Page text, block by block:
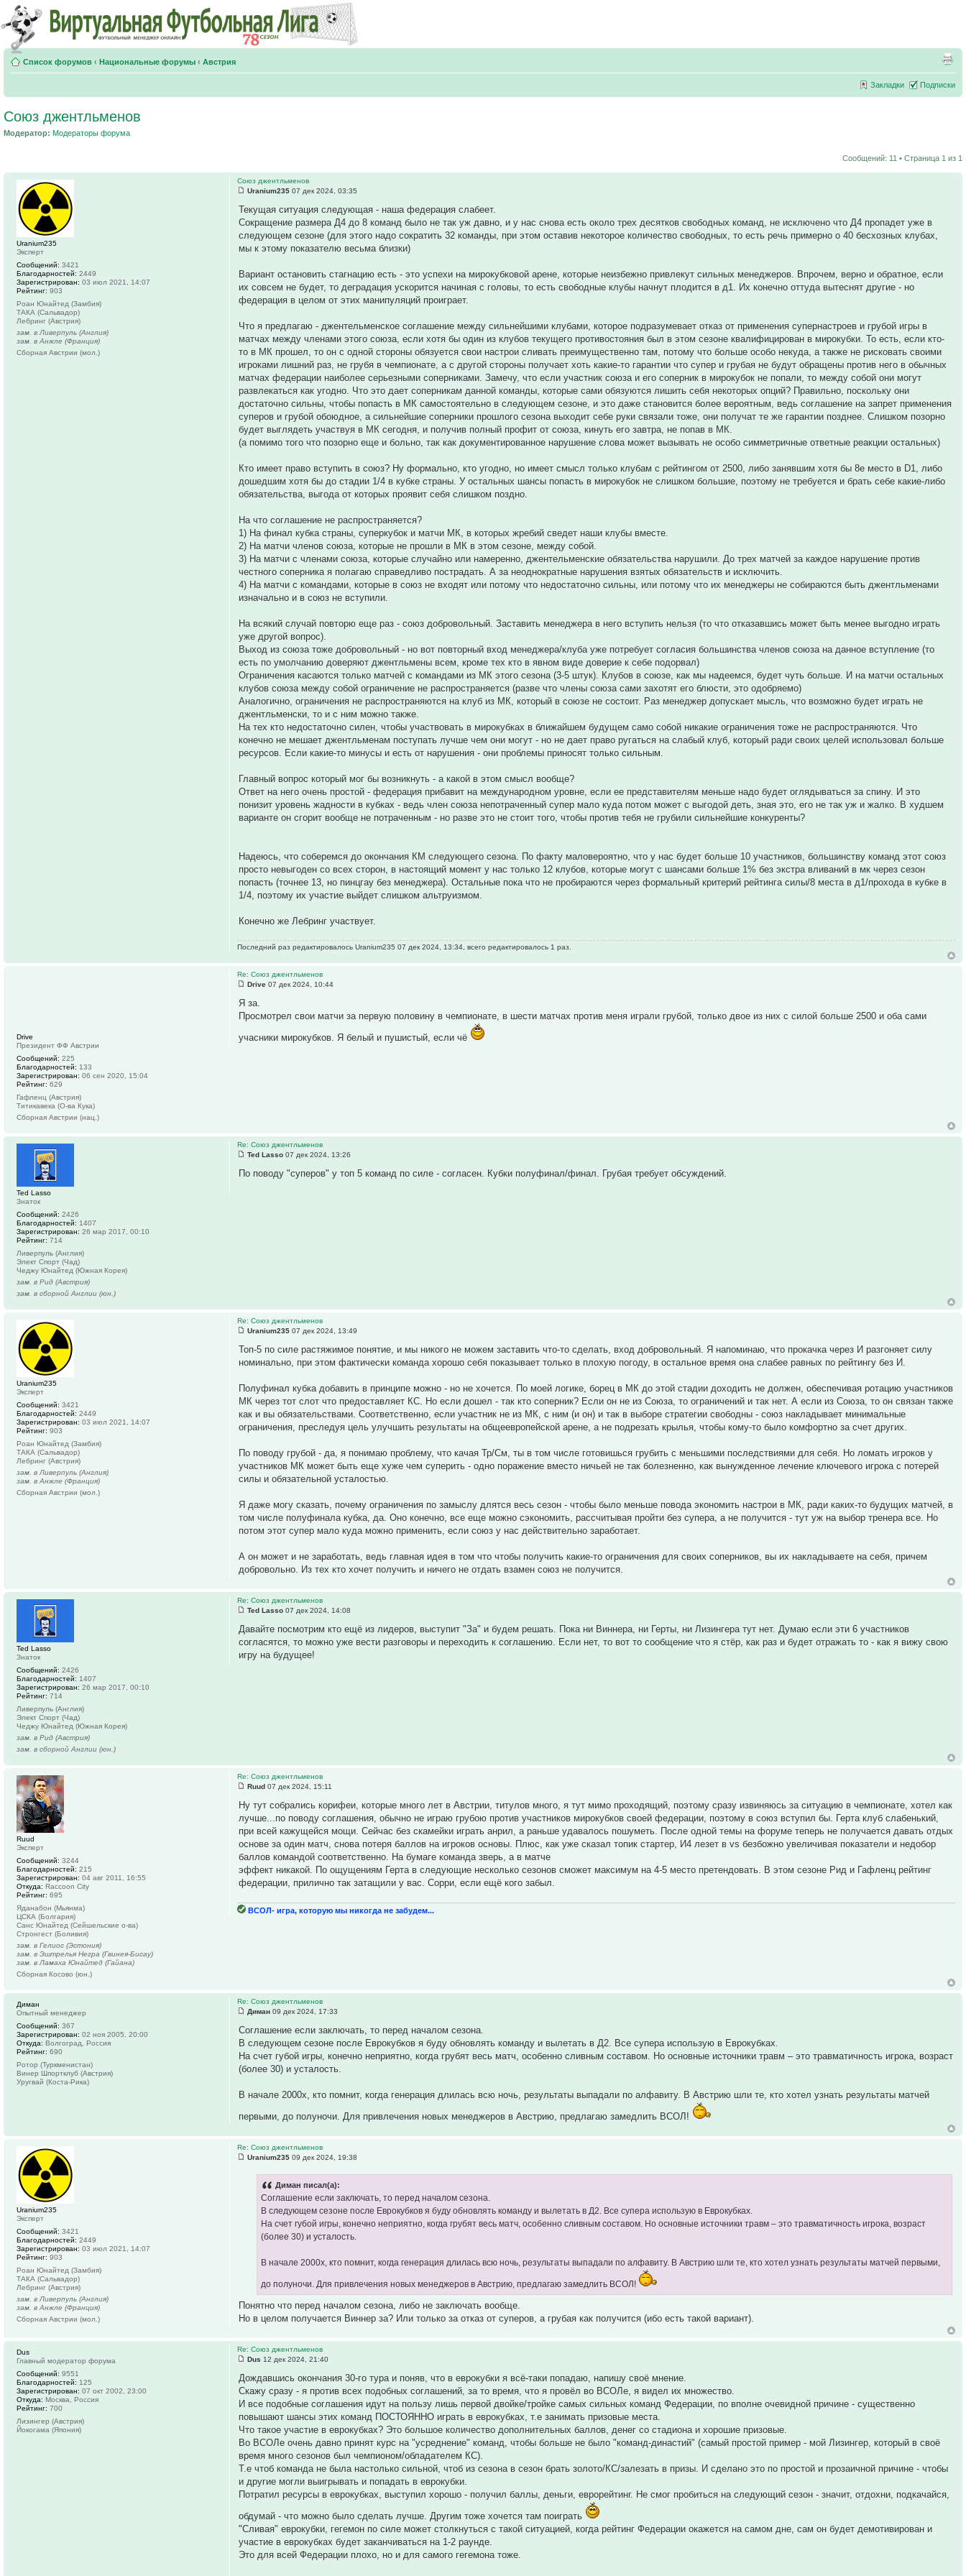
Список форумов ‹ Национальные форумы ‹ Австрия
Закладки Подписки
Союз джентльменов
Модератор: Модераторы форума
Сообщений: 11 • Страница 1 из 1
Союз джентльменов
Uranium235 07 дек 2024, 03:35
Текущая ситуация следующая - наша федерация слабеет.
Сокращение размера Д4 до 8 команд было не так уж давно, и у нас снова есть около трех десятков свободных команд, не исключено что Д4 пропадет уже в
следующем сезоне (для этого надо сократить 32 команды, при этом оставив некоторое количество свободных, то есть речь примерно о 40 бесхозных клубах,
мы к этому показателю весьма близки)
Вариант остановить стагнацию есть - это успехи на мирокубковой арене, которые неизбежно привлекут сильных менеджеров. Впрочем, верно и обратное, если
их совсем не будет, то деградация ускорится начиная с головы, то есть свободные клубы начнут плодится в д1. Их конечно оттуда вытеснят другие - но
федерация в целом от этих манипуляций проиграет.
Что я предлагаю - джентельменское соглашение между сильнейшими клубами, которое подразумевает отказ от применения супернастроев и грубой игры в
матчах между членами этого союза, если хотя бы один из клубов текущего противостояния был в этом сезоне квалифицирован в мирокубки. То есть, если кто-
то в МК прошел, то он с одной стороны обязуется свои настрои сливать преимущественно там, потому что больше особо некуда, а также не рисковать своими
игроками лишний раз, не грубя в чемпионате, а с другой стороны получает хоть какие-то гарантии что супер и грубая не будут обращены против него в обычных
матчах федерации наиболее серьезными соперниками. Замечу, что если участник союза и его соперник в мирокубок не попали, то между собой они могут
развлекаться как угодно. Что это дает соперникам данной команды, которые сами обязуются лишить себя некоторых опций? Правильно, поскольку они
достаточно сильны, чтобы попасть в МК самостоятельно в следующем сезоне, и это даже становится более вероятным, ведь соглашение на запрет применения
суперов и грубой обоюдное, а сильнейшие соперники прошлого сезона выходит себе руки связали тоже, они получат те же гарантии позднее. Слишком позорно
будет выглядеть участвуя в МК сегодня, и получив полный профит от союза, кинуть его завтра, не попав в МК.
(а помимо того что позорно еще и больно, так как документированное нарушение слова может вызывать не особо симметричные ответные реакции остальных)
Кто имеет право вступить в союз? Ну формально, кто угодно, но имеет смысл только клубам с рейтингом от 2500, либо занявшим хотя бы 8е место в D1, либо
дошедшим хотя бы до стадии 1/4 в кубке страны. У остальных шансы попасть в мирокубок не слишком большие, поэтому не требуется и брать себе какие-либо
обязательства, выгода от которых проявит себя слишком поздно.
На что соглашение не распространяется?
1) На финал кубка страны, суперкубок и матчи МК, в которых жребий сведет наши клубы вместе.
2) На матчи членов союза, которые не прошли в МК в этом сезоне, между собой.
3) На матчи с членами союза, которые случайно или намеренно, джентельменские обязательства нарушили. До трех матчей за каждое нарушение против
честного соперника я полагаю справедливо пострадать. А за неоднократные нарушения взятых обязательств и исключить.
4) На матчи с командами, которые в союз не входят или потому что недостаточно сильны, или потому что их менеджеры не собираются быть джентльменами
изначально и в союз не вступили.
На всякий случай повторю еще раз - союз добровольный. Заставить менеджера в него вступить нельзя (то что отказавшись может быть менее выгодно играть
уже другой вопрос).
Выход из союза тоже добровольный - но вот повторный вход менеджера/клуба уже потребует согласия большинства членов союза на данное вступление (то
есть по умолчанию доверяют джентльмены всем, кроме тех кто в явном виде доверие к себе подорвал)
Ограничения касаются только матчей с командами из МК этого сезона (3-5 штук). Клубов в союзе, как мы надеемся, будет чуть больше. И на матчи остальных
клубов союза между собой ограничение не распространяется (разве что члены союза сами захотят его блюсти, это одобряемо)
Аналогично, ограничения не распространяются на клуб из МК, который в союзе не состоит. Раз менеджер допускает мысль, что возможно будет играть не
джентльменски, то и с ним можно также.
На тех кто недостаточно силен, чтобы участвовать в мирокубках в ближайшем будущем само собой никакие ограничения тоже не распространяются. Что
конечно не мешает джентльменам поступать лучше чем они могут - но не дает право ругаться на слабый клуб, который ради своих целей использовал больше
ресурсов. Если какие-то минусы и есть от нарушения - они проблемы приносят только сильным.
Главный вопрос который мог бы возникнуть - а какой в этом смысл вообще?
Ответ на него очень простой - федерация прибавит на международном уровне, если ее представителям меньше надо будет оглядываться за спину. И это
понизит уровень жадности в кубках - ведь член союза непотраченный супер мало куда потом может с выгодой деть, зная это, его не так уж и жалко. В худшем
варианте он сгорит вообще не потраченным - но разве это не стоит того, чтобы против тебя не грубили сильнейшие конкуренты?
Надеюсь, что соберемся до окончания КМ следующего сезона. По факту маловероятно, что у нас будет больше 10 участников, большинству команд этот союз
просто невыгоден со всех сторон, в настоящий момент у нас только 12 клубов, которые могут с шансами больше 1% без экстра вливаний в мк через сезон
попасть (точнее 13, но пинцгау без менеджера). Остальные пока что не пробираются через формальный критерий рейтинга силы/8 места в д1/прохода в кубке в
1/4, поэтому их участие выйдет слишком альтруизмом.
Конечно же Лебринг участвует.
Последний раз редактировалось Uranium235 07 дек 2024, 13:34, всего редактировалось 1 раз.
Uranium235
Эксперт
Сообщений: 3421
Благодарностей: 2449
Зарегистрирован: 03 июл 2021, 14:07
Рейтинг: 903
Роан Юнайтед (Замбия)
ТАКА (Сальвадор)
Лебринг (Австрия)
зам. в Ливерпуль (Англия)
зам. в Анжле (Франция)
Сборная Австрии (мол.)
Re: Союз джентльменов
Drive 07 дек 2024, 10:44
Я за.
Просмотрел свои матчи за первую половину в чемпионате, в шести матчах против меня играли грубой, только двое из них с силой больше 2500 и оба сами
учасники мирокубков. Я белый и пушистый, если чё
Drive
Президент ФФ Австрии
Сообщений: 225
Благодарностей: 133
Зарегистрирован: 06 сен 2020, 15:04
Рейтинг: 629
Гафленц (Австрия)
Титикавека (О-ва Кука)
Сборная Австрии (нац.)
Re: Союз джентльменов
Ted Lasso 07 дек 2024, 13:26
По поводу "суперов" у топ 5 команд по силе - согласен. Кубки полуфинал/финал. Грубая требует обсуждений.
Ted Lasso
Знаток
Сообщений: 2426
Благодарностей: 1407
Зарегистрирован: 26 мар 2017, 00:10
Рейтинг: 714
Ливерпуль (Англия)
Элект Спорт (Чад)
Чеджу Юнайтед (Южная Корея)
зам. в Рид (Австрия)
зам. в сборной Англии (юн.)
Re: Союз джентльменов
Uranium235 07 дек 2024, 13:49
Топ-5 по силе растяжимое понятие, и мы никого не можем заставить что-то сделать, вход добровольный. Я напоминаю, что прокачка через И разгоняет силу
номинально, при этом фактически команда хорошо себя показывает только в плохую погоду, в остальное время она слабее равных по рейтингу без И.
Полуфинал кубка добавить в принципе можно - но не хочется. По моей логике, борец в МК до этой стадии доходить не должен, обеспечивая ротацию участников
МК через тот слот что предоставляет КС. Но если дошел - так кто соперник? Если он не из Союза, то ограничений и так нет. А если из Союза, то он связан также
как и вы обязательствами. Соответственно, если участник не из МК, с ним (и он) и так в выборе стратегии свободны - союз накладывает минимальные
ограничения, преследуя цель улучшить результаты на общеевропейской арене, а не подрезать крылья, чтобы кому-то было комфортно за счет других.
По поводу грубой - да, я понимаю проблему, что качая Тр/См, ты в том числе готовишься грубить с меньшими последствиями для себя. Но ломать игроков у
участников МК может быть еще хуже чем суперить - одно поражение вместо ничьей не так болезненно, как вынужденное лечение ключевого игрока с потерей
силы и обязательной усталостью.
Я даже могу сказать, почему ограничения по замыслу длятся весь сезон - чтобы было меньше повода экономить настрои в МК, ради каких-то будущих матчей, в
том числе полуфинала кубка, да. Оно конечно, все еще можно сэкономить, рассчитывая пройти без супера, а не получится - тут уж на выбор тренера все. Но
потом этот супер мало куда можно применить, если союз у нас действительно заработает.
А он может и не заработать, ведь главная идея в том что чтобы получить какие-то ограничения для своих соперников, вы их накладываете на себя, причем
добровольно. Из тех кто хочет получить и ничего не отдать взамен союз не получится.
Uranium235
Эксперт
Сообщений: 3421
Благодарностей: 2449
Зарегистрирован: 03 июл 2021, 14:07
Рейтинг: 903
Роан Юнайтед (Замбия)
ТАКА (Сальвадор)
Лебринг (Австрия)
зам. в Ливерпуль (Англия)
зам. в Анжле (Франция)
Сборная Австрии (мол.)
Re: Союз джентльменов
Ted Lasso 07 дек 2024, 14:08
Давайте посмотрим кто ещё из лидеров, выступит "За" и будем решать. Пока ни Виннера, ни Герты, ни Лизингера тут нет. Думаю если эти 6 участников
согласятся, то можно уже вести разговоры и переходить к соглашению. Если нет, то вот то сообщение что я стëр, как раз и будет отражать то - как я вижу свою
игру на будущее!
Ted Lasso
Знаток
Сообщений: 2426
Благодарностей: 1407
Зарегистрирован: 26 мар 2017, 00:10
Рейтинг: 714
Ливерпуль (Англия)
Элект Спорт (Чад)
Чеджу Юнайтед (Южная Корея)
зам. в Рид (Австрия)
зам. в сборной Англии (юн.)
Re: Союз джентльменов
Ruud 07 дек 2024, 15:11
Ну тут собрались корифеи, которые много лет в Австрии, титулов много, я тут мимо проходящий, поэтому сразу извиняюсь за ситуацию в чемпионате, хотел как
лучше...по поводу соглашения, обычно не играю грубою против участников мирокубков своей федерации, поэтому в союз вступил бы. Герта клуб слабенький,
при всей кажущейся мощи. Сейчас без скамейки играть анрил, а раньше удавалось пошуметь. После одной темы на форуме теперь не получается давать отдых
основе за один матч, снова потеря баллов на игроков основы. Плюс, как уже сказал топик стартер, И4 лезет в vs безбожно увеличивая показатели и недобор
баллов командой соответственно. На бумаге команда зверь, а в матче
эффект никакой. По ощущениям Герта в следующие несколько сезонов сможет максимум на 4-5 место претендовать. В этом сезоне Рид и Гафленц рейтинг
федерации, прилично так затащили у вас. Сорри, если ещё кого забыл.
ВСОЛ- игра, которую мы никогда не забудем...
Ruud
Эксперт
Сообщений: 3244
Благодарностей: 215
Зарегистрирован: 04 авг 2011, 16:55
Откуда: Raccoon City
Рейтинг: 695
Яданабон (Мьянма)
ЦСКА (Болгария)
Санс Юнайтед (Сейшельские о-ва)
Стронгест (Боливия)
зам. в Гелиос (Эстония)
зам. в Эштрелья Негра (Гвинея-Бисау)
зам. в Ламаха Юнайтед (Гайана)
Сборная Косово (юн.)
Re: Союз джентльменов
Диман 09 дек 2024, 17:33
Соглашение если заключать, то перед началом сезона.
В следующем сезоне после Еврокубков я буду обновлять команду и вылетать в Д2. Все супера использую в Еврокубках.
На счет губой игры, конечно неприятно, когда грубят весь матч, особенно сливным составом. Но основные источники травм – это травматичность игрока, возраст
(более 30) и усталость.
В начале 2000х, кто помнит, когда генерация длилась всю ночь, результаты выпадали по алфавиту. В Австрию шли те, кто хотел узнать результаты матчей
первыми, до полуночи. Для привлечения новых менеджеров в Австрию, предлагаю замедлить ВСОЛ!
Диман
Опытный менеджер
Сообщений: 367
Зарегистрирован: 02 ноя 2005, 20:00
Откуда: Волгоград, Россия
Рейтинг: 690
Ротор (Туркменистан)
Винер Шпортклуб (Австрия)
Уругвай (Коста-Рика)
Re: Союз джентльменов
Uranium235 09 дек 2024, 19:38
Диман писал(а):
Соглашение если заключать, то перед началом сезона.
В следующем сезоне после Еврокубков я буду обновлять команду и вылетать в Д2. Все супера использую в Еврокубках.
На счет губой игры, конечно неприятно, когда грубят весь матч, особенно сливным составом. Но основные источники травм – это травматичность игрока, возраст
(более 30) и усталость.
В начале 2000х, кто помнит, когда генерация длилась всю ночь, результаты выпадали по алфавиту. В Австрию шли те, кто хотел узнать результаты матчей первыми,
до полуночи. Для привлечения новых менеджеров в Австрию, предлагаю замедлить ВСОЛ!
Понятно что перед началом сезона, либо не заключать вообще.
Но в целом получается Виннер за? Или только за отказ от суперов, а грубая как получится (ибо есть такой вариант).
Uranium235
Эксперт
Сообщений: 3421
Благодарностей: 2449
Зарегистрирован: 03 июл 2021, 14:07
Рейтинг: 903
Роан Юнайтед (Замбия)
ТАКА (Сальвадор)
Лебринг (Австрия)
зам. в Ливерпуль (Англия)
зам. в Анжле (Франция)
Сборная Австрии (мол.)
Re: Союз джентльменов
Dus 12 дек 2024, 21:40
Дождавшись окончания 30-го тура и поняв, что в еврокубки я всё-таки попадаю, напишу своё мнение.
Скажу сразу - я против всех подобных соглашений, за то время, что я провёл во ВСОЛе, я видел их множество.
И все подобные соглашения идут на пользу лишь первой двойке/тройке самых сильных команд Федерации, по вполне очевидной причине - существенно
повышают шансы этих команд ПОСТОЯННО играть в еврокубках, т.е занимать призовые места.
Что такое участие в еврокубках? Это большое количество дополнительных баллов, денег со стадиона и хорошие призовые.
Во ВСОЛе очень давно принят курс на "усреднение" команд, чтобы больше не было "команд-династий" (самый простой пример - мой Лизингер, который в своё
время много сезонов был чемпионом/обладателем КС).
Т.е чтоб команда не была настолько сильной, чтоб из сезона в сезон брать золото/КС/залезать в призы. И сделано это по простой и прозаичной причине - чтобы
и другие могли выигрывать и попадать в еврокубки.
Потратил ресурсы в еврокубках, выступил хорошо - получил баллы, деньги, еврорейтинг. Не смог пробиться на следующий сезон - значит, отдохни, подкачайся,
обдумай - что можно было сделать лучше. Другим тоже хочется там поиграть
"Сливая" еврокубки, гегемон по силе может столкнуться с такой ситуацией, когда рейтинг Федерации окажется на самом дне, сам он будет демотивирован и
участие в еврокубках будет заканчиваться на 1-2 раунде.
Это для всей Федерации плохо, но и для самого гегемона тоже.
Dus
Главный модератор форума
Сообщений: 9551
Благодарностей: 125
Зарегистрирован: 07 окт 2002, 23:00
Откуда: Москва, Россия
Рейтинг: 700
Лизингер (Австрия)
Йокогама (Япония)